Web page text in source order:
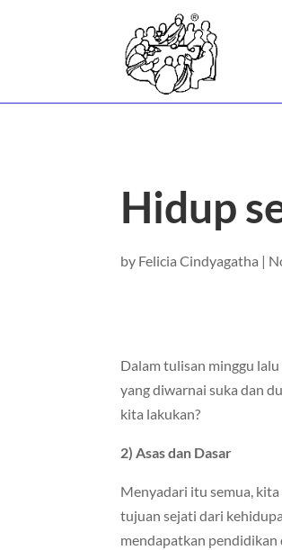
Hidup
by Felicia Cindyagatha |
Dalam tulisan minggu
yang diwarnai suka dan
kita lakukan?
2) Asas dan Dasar
Menyadari itu semua,
tujuan sejati dari
mendapatkan pendidikan